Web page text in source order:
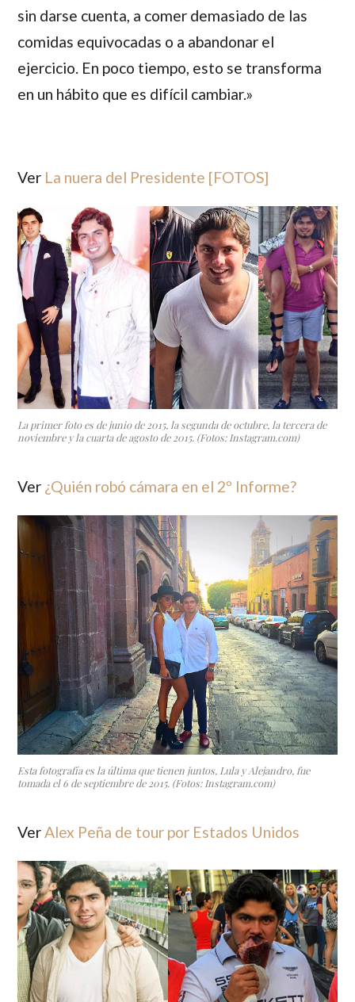
sin darse cuenta, a comer demasiado de las
comidas equivocadas o a abandonar el
ejercicio. En poco tiempo, esto se transforma
en un hábito que es difícil cambiar.»
Ver La nuera del Presidente [FOTOS]
La primer foto es de junio de 2015, la segunda de octubre, la tercera de
noviembre y la cuarta de agosto de 2015. (Fotos: Instagram.com)
Ver ¿Quién robó cámara en el 2º Informe?
Esta fotografía es la última que tienen juntos, Lula y Alejandro, fue
tomada el 6 de septiembre de 2015. (Fotos: Instagram.com)
VerAlex Peña de tour por Estados Unidos